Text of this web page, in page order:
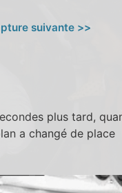
suivante >>
plus tard,
a changé de place